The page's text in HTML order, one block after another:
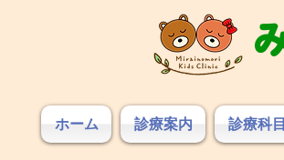
ホーム 診療案内 診療科